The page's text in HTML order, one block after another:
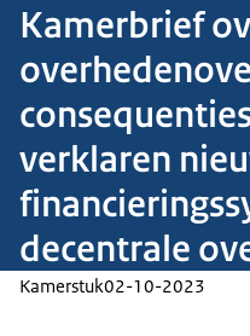
Kamerbrief
verklaren
decentrale
Kamerstuk02-10-2023